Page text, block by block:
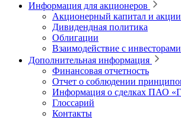
Информация для акционеров
Акционерный капитал и акции
Дивидендная политика
Облигации
Взаимодействие с инвесторами
Дополнительная информация
Финансовая отчетность
Отчет о соблюдении
Информация о сделках ПАО
Глоссарий
Контакты